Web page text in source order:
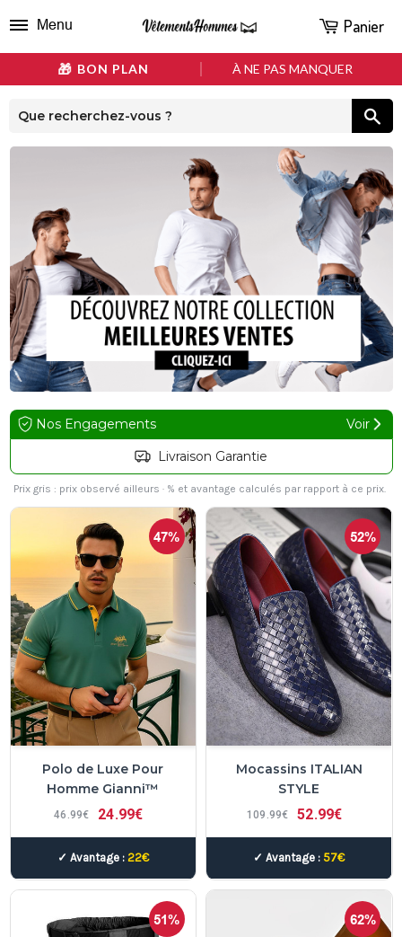
BON PLAN À NE PAS MANQUER
Menu Panier
Nos Engagements
Voir
Retour Facile
Prix gris : prix observé ailleurs · % et avantage calculés par rapport à ce prix.
47%
Polo de Luxe Pour
Homme Gianni™
46 99€ 24 99€
✓ Avantage : 22€
52%
Mocassins ITALIAN
STYLE
109 99€ 52 99€
✓ Avantage : 57€
51% 62%